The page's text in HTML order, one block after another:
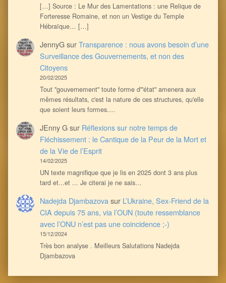
[…] Source : Le Mur des Lamentations : une Relique de
Forteresse Romaine, et non un Vestige du Temple
Hébraïque… […]
JennyGsurTransparence : nous avons besoin d’une
Surveillance des Gouvernements, et non des
Citoyens
20/02/2025
Tout ''gouvernement'' toute forme d'''état'' amenera aux
mêmes résultats, c'est la nature de ces structures, qu'elle
que soient leurs formes.…
JEnny Gsur Réflexions sur notre temps de
Fléchissement : le Cantique de la Peur de la Mort et
de la Vie de l’Esprit
14/02/2025
UN texte magnifique que je lis en 2025 dont 3 ans plus
tard et...et ... Je citerai je ne sais…
Nadejda Djambazova sur L’Ukraine, Sex-Friend de la
CIA depuis 75 ans, via l’OUN (toute ressemblance
avec l’ONU n’est pas une coincidence ;-)
15/12/2024
Très bon analyse . Meilleurs Salutations Nadejda
Djambazova